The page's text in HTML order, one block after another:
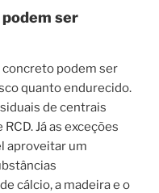
ser
podem ser
quanto endurecido.
de centrais
Já as exceções
aproveitar um
cálcio, a madeira e o